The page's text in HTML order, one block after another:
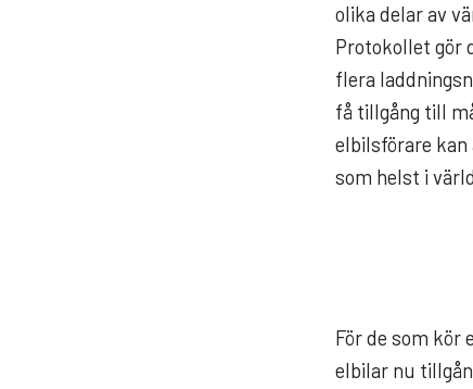
olika delar av
Protokollet gör
flera
få tillgång till
elbilsförare
som helst i
För de som
elbilar nu